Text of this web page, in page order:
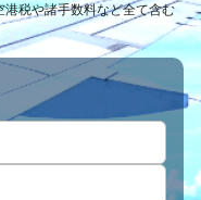
税や諸手数料など全て含む